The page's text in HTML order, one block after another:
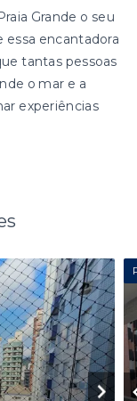
Grande o seu
essa encantadora
tantas pessoas
o mar e a
experiências